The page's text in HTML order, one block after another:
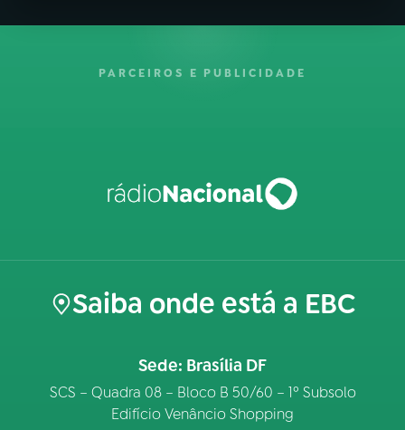
PARCEIROS E PUBLICIDADE
Saiba onde está a EBC
Sede: Brasília DF
SCS – Quadra 08 – Bloco B 50/60 – 1º Subsolo
Edifício Venâncio Shopping